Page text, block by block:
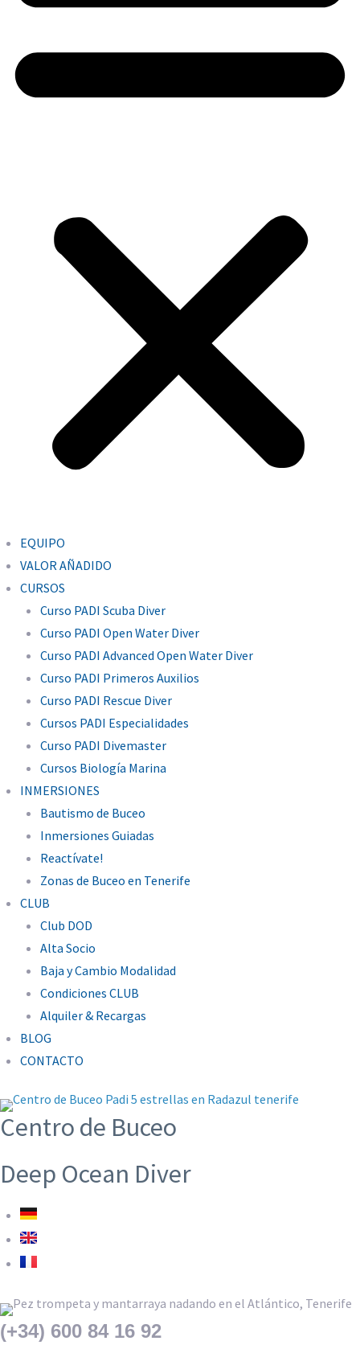
EQUIPO
VALOR AÑADIDO
CURSOS
Curso PADI Scuba Diver
Curso PADI Open Water Diver
Curso PADI Advanced Open Water Diver
Curso PADI Primeros Auxilios
Curso PADI Rescue Diver
Cursos PADI Especialidades
Curso PADI Divemaster
Cursos Biología Marina
INMERSIONES
Bautismo de Buceo
Inmersiones Guiadas
Reactívate!
Zonas de Buceo en Tenerife
CLUB
Club DOD
Alta Socio
Baja y Cambio Modalidad
Condiciones CLUB
Alquiler & Recargas
BLOG
CONTACTO
Centro de Buceo
Deep Ocean Diver
(+34) 600 84 16 92